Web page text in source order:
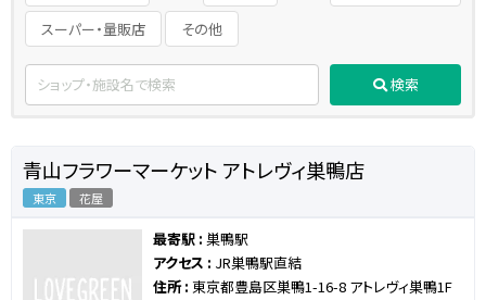
スーパー・量販店
その他
検索
青山フラワーマーケット アトレヴィ巣鴨店
東京 花屋
最寄駅 : 巣鴨駅
アクセス : JR巣鴨駅直結
住所 : 東京都豊島区巣鴨1-16-8 アトレヴィ巣鴨1F